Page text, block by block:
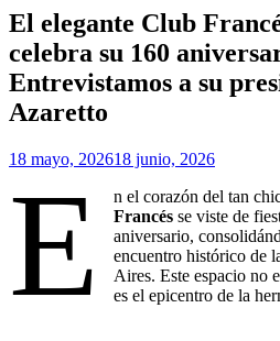
El elegante Club
celebra su 160
Entrevistamos a su
Azaretto
18 mayo, 202618 junio, 2026
E n el corazón del tan
Francés se viste de
aniversario,
encuentro histórico de
Aires. Este espacio no
es el epicentro de la